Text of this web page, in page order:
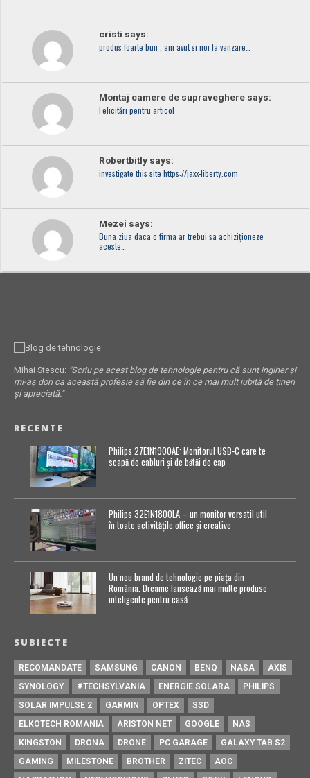
cristi says:
produs foarte bun , am avut si noi la vanzare…
Montaj camere de supraveghere says:
Felicitări pentru articol
Robertbitly says:
investigate this site https://jaxx-liberty.com
Mezei says:
Buna ziua daca o firma ar trebui sa achiziționeze
aceste…
Mihai Stescu: "Scriu pe acest blog de tehnologie pentru că sunt inginer și
mi-aș dori ca această profesie să fie din ce în ce mai mult iubită de tineri
și apreciată."
RECENTE
Philips 27E1N1900AE: Monitorul USB-C care te
scapă de cabluri și de bătăi de cap
Philips 32E1N1800LA – un monitor versatil util
în toate activitățile office și creative
Un nou brand de tehnologie pe piața din
România. Dreame lansează mai multe produse
inteligente pentru casă
SUBIECTE
RECOMANDATE SAMSUNG CANON BENQ NASA
AXIS
SYNOLOGY
#TECHSYLVANIA ENERGIE SOLARA
PHILIPS
SOLAR IMPULSE 2
GARMIN OPTEX
SSD
ELKOTECH ROMANIA
ARISTON NET GOOGLE
NAS
KINGSTON
DRONA DRONE PC GARAGE
GALAXY TAB S2
GAMING
MILESTONE BROTHER ZITEC
AOC